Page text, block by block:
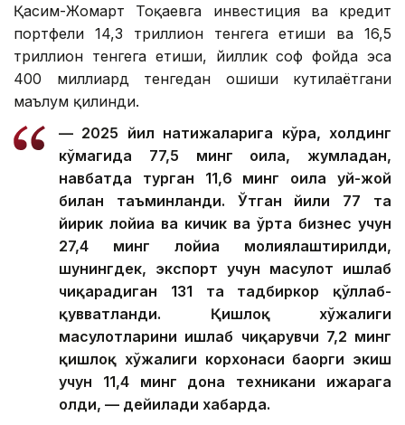
Қасим-Жомарт Тоқаевга инвестиция ва кредит
портфели 14,3 триллион тенгега етиши ва 16,5
триллион тенгега етиши, йиллик соф фойда эса
400 миллиард тенгедан ошиши кутилаётгани
маълум қилинди.
— 2025 йил натижаларига кўра, холдинг
кўмагида 77,5 минг оила, жумладан,
навбатда турган 11,6 минг оила уй-жой
билан таъминланди. Ўтган йили 77 та
йирик лойиҳа ва кичик ва ўрта бизнес учун
27,4 минг лойиҳа молиялаштирилди,
шунингдек, экспорт учун маҳсулот ишлаб
чиқарадиган 131 та тадбиркор қўллаб-
қувватланди. Қишлоқ хўжалиги
маҳсулотларини ишлаб чиқарувчи 7,2 минг
қишлоқ хўжалиги корхонаси баҳорги экиш
учун 11,4 минг дона техникани ижарага
олди, — дейилади хабарда.